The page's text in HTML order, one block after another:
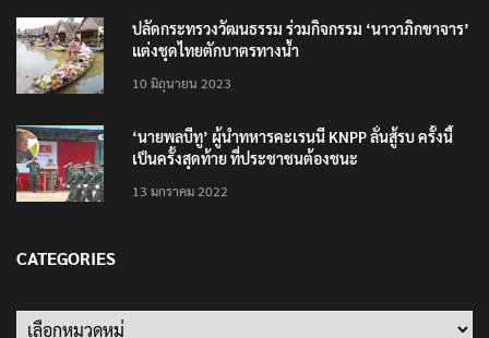
ปลัดกระทรวงวัฒนธรรม ร่วมกิจกรรม ‘นาวาภิกขาจาร’
แต่งชุดไทยตักบาตรทางน้ำ
10 มิถุนายน 2023
‘นายพลบีทู’ ผู้นำทหารคะเรนนี KNPP ลั่นสู้รบ ครั้งนี้
เป็นครั้งสุดท้าย ที่ประชาชนต้องชนะ
13 มกราคม 2022
CATEGORIES
Categories